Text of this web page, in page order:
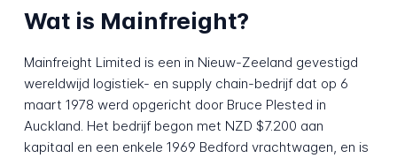
Wat is Mainfreight?
Mainfreight Limited is een in Nieuw-Zeeland gevestigd
wereldwijd logistiek- en supply chain-bedrijf dat op 6
maart 1978 werd opgericht door Bruce Plested in
Auckland. Het bedrijf begon met NZD $7.200 aan
kapitaal en een enkele 1969 Bedford vrachtwagen, en is